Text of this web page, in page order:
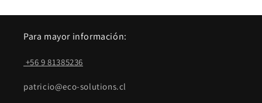
Para mayor información:
+56 9 81385236
patricio@eco-solutions.cl